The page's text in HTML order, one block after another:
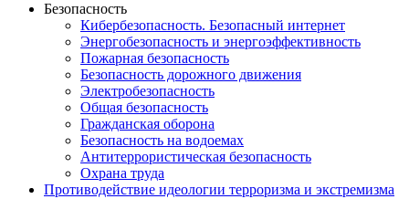
Безопасность
Кибербезопасность. Безопасный интернет
Энергобезопасность и энергоэффективность
Пожарная безопасность
Безопасность дорожного движения
Электробезопасность
Общая безопасность
Гражданская оборона
Безопасность на водоемах
Антитеррористическая безопасность
Охрана труда
Противодействие идеологии терроризма и экстремизма